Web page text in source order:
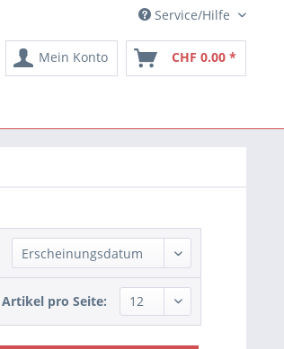
Service/Hilfe
Mein Konto CHF 0.00 *
Artikel pro Seite: